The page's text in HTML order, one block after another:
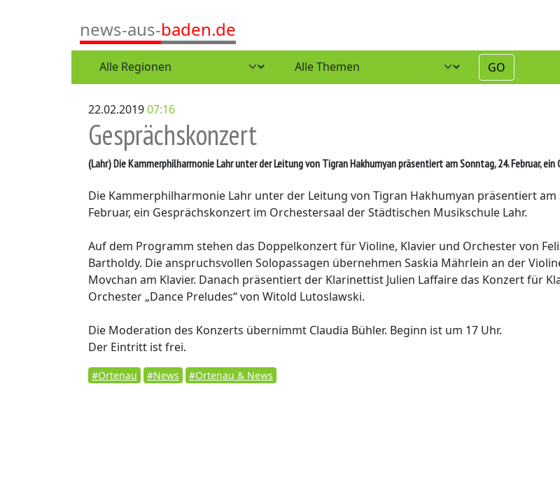
news-aus-baden.de
GO
22.02.201907:16
Gesprächskonzert
(Lahr)Die Kammerphilharmonie Lahr unter der Leitung von Tigran Hakhumyan präsentiert am Sonntag, 24. Februar, ein
Die Kammerphilharmonie Lahr unter der Leitung von Tigran Hakhumyan präsentiert am
Februar, ein Gesprächskonzert im Orchestersaal der Städtischen Musikschule Lahr.
Auf dem Programm stehen das Doppelkonzert für Violine, Klavier und Orchester von
Bartholdy. Die anspruchsvollen Solopassagen übernehmen Saskia Mährlein an der
Movchan am Klavier. Danach präsentiert der Klarinettist Julien Laffaire das Konzert für
Orchester „Dance Preludes“ von Witold Lutoslawski.
Die Moderation des Konzerts übernimmt Claudia Bühler. Beginn ist um 17 Uhr.
Der Eintritt ist frei.
#Ortenau #News #Ortenau & News